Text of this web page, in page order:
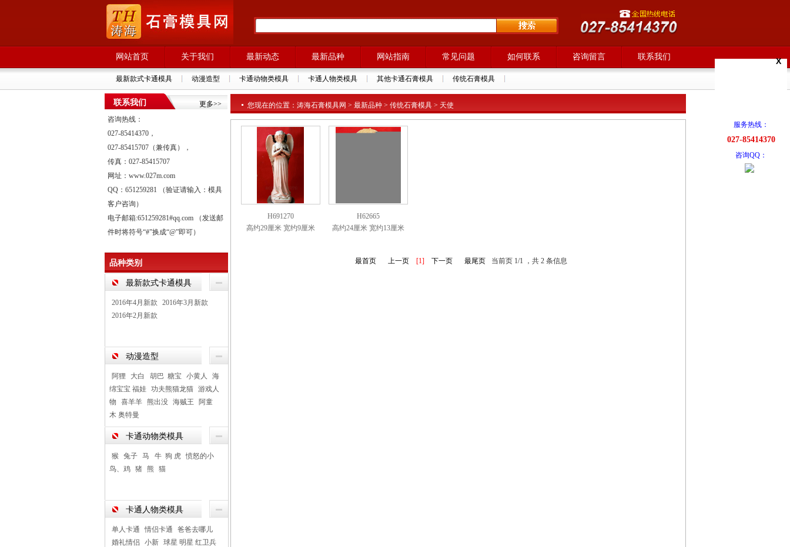
X
服务热线：
027-85414370
咨询QQ：
网站首页 关于我们 最新动态 最新品种 网站指南 常见问题 如何联系 咨询留言 联系我们
最新款式卡通模具 动漫造型 卡通动物类模具 卡通人物类模具 其他卡通石膏模具 传统石膏模具
更多>>
联系我们
咨询热线：
027-85414370，
027-85415707（兼传真），
传真：027-85415707
网址：www.027m.com
QQ：651259281 （验证请输入：模具
客户咨询）
电子邮箱:651259281#qq.com （发送邮
件时将符号“#”换成“@”即可）
品种类别
最新款式卡通模具
2016年4月新款
2016年3月新款
2016年2月新款
动漫造型
阿狸 大白 胡巴 糖宝 小黄人
海
绵宝宝 福娃
功夫熊猫龙猫
游戏人
物
喜羊羊 熊出没 海贼王
阿童
木 奥特曼
卡通动物类模具
猴 兔子 马 牛 狗 虎
愤怒的小
鸟、鸡
猪 熊 猫
卡通人物类模具
单人卡通 情侣卡通
爸爸去哪儿
婚礼情侣
小新
球星 明星 红卫兵
您现在的位置：涛海石膏模具网 > 最新品种 > 传统石膏模具 > 天使
H691270
高约29厘米 宽约9厘米
H62665
高约24厘米 宽约13厘米
最首页 上一页 [1] 下一页 最尾页 当前页 1/1 ，共 2 条信息